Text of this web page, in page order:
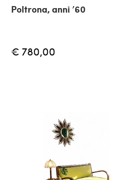
Poltrona, anni ’60
€ 780,00